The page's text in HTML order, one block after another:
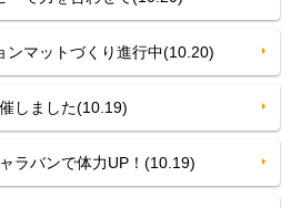
マットづくり進行中(10.20)
しました(10.19)
ラバンで体力UP！(10.19)